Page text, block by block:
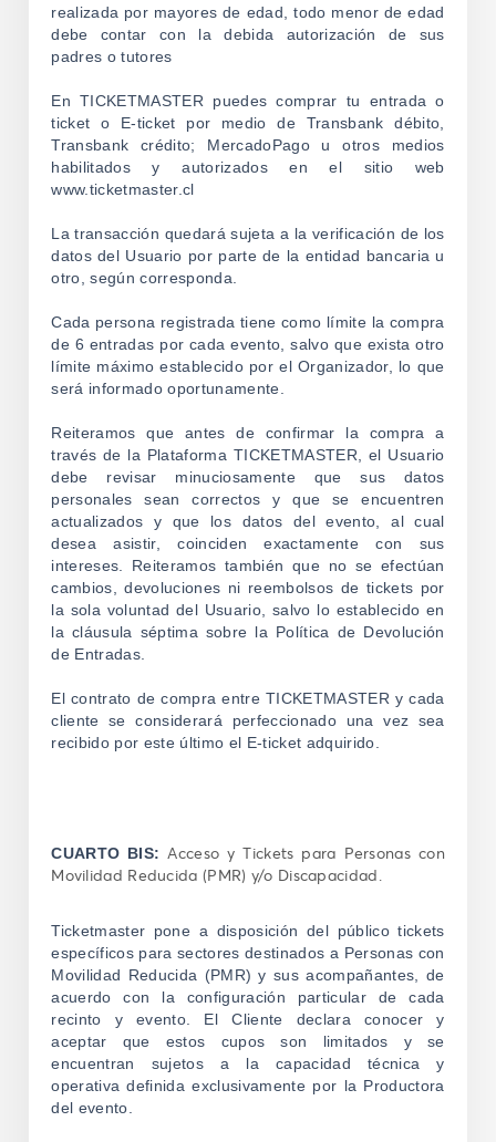
realizada por mayores de edad, todo menor de edad
debe contar con la debida autorización de sus
padres o tutores
En TICKETMASTER puedes comprar tu entrada o
ticket o E-ticket por medio de Transbank débito,
Transbank crédito; MercadoPago u otros medios
habilitados y autorizados en el sitio web
www.ticketmaster.cl
La transacción quedará sujeta a la verificación de los
datos del Usuario por parte de la entidad bancaria u
otro, según corresponda.
Cada persona registrada tiene como límite la compra
de 6 entradas por cada evento, salvo que exista otro
límite máximo establecido por el Organizador, lo que
será informado oportunamente.
Reiteramos que antes de confirmar la compra a
través de la Plataforma TICKETMASTER, el Usuario
debe revisar minuciosamente que sus datos
personales sean correctos y que se encuentren
actualizados y que los datos del evento, al cual
desea asistir, coinciden exactamente con sus
intereses. Reiteramos también que no se efectúan
cambios, devoluciones ni reembolsos de tickets por
la sola voluntad del Usuario, salvo lo establecido en
la cláusula séptima sobre la Política de Devolución
de Entradas.
El contrato de compra entre TICKETMASTER y cada
cliente se considerará perfeccionado una vez sea
recibido por este último el E-ticket adquirido.
CUARTO BIS: Acceso y Tickets para Personas con
Movilidad Reducida (PMR) y/o Discapacidad.
Ticketmaster pone a disposición del público tickets
específicos para sectores destinados a Personas con
Movilidad Reducida (PMR) y sus acompañantes, de
acuerdo con la configuración particular de cada
recinto y evento. El Cliente declara conocer y
aceptar que estos cupos son limitados y se
encuentran sujetos a la capacidad técnica y
operativa definida exclusivamente por la Productora
del evento.